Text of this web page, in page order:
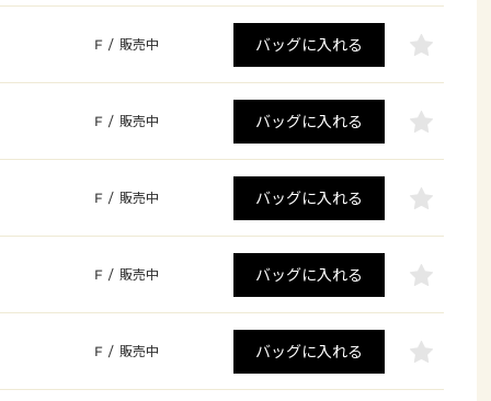
F / 販売中 バッグに入れる
F / 販売中 バッグに入れる
F / 販売中 バッグに入れる
F / 販売中 バッグに入れる
F / 販売中 バッグに入れる